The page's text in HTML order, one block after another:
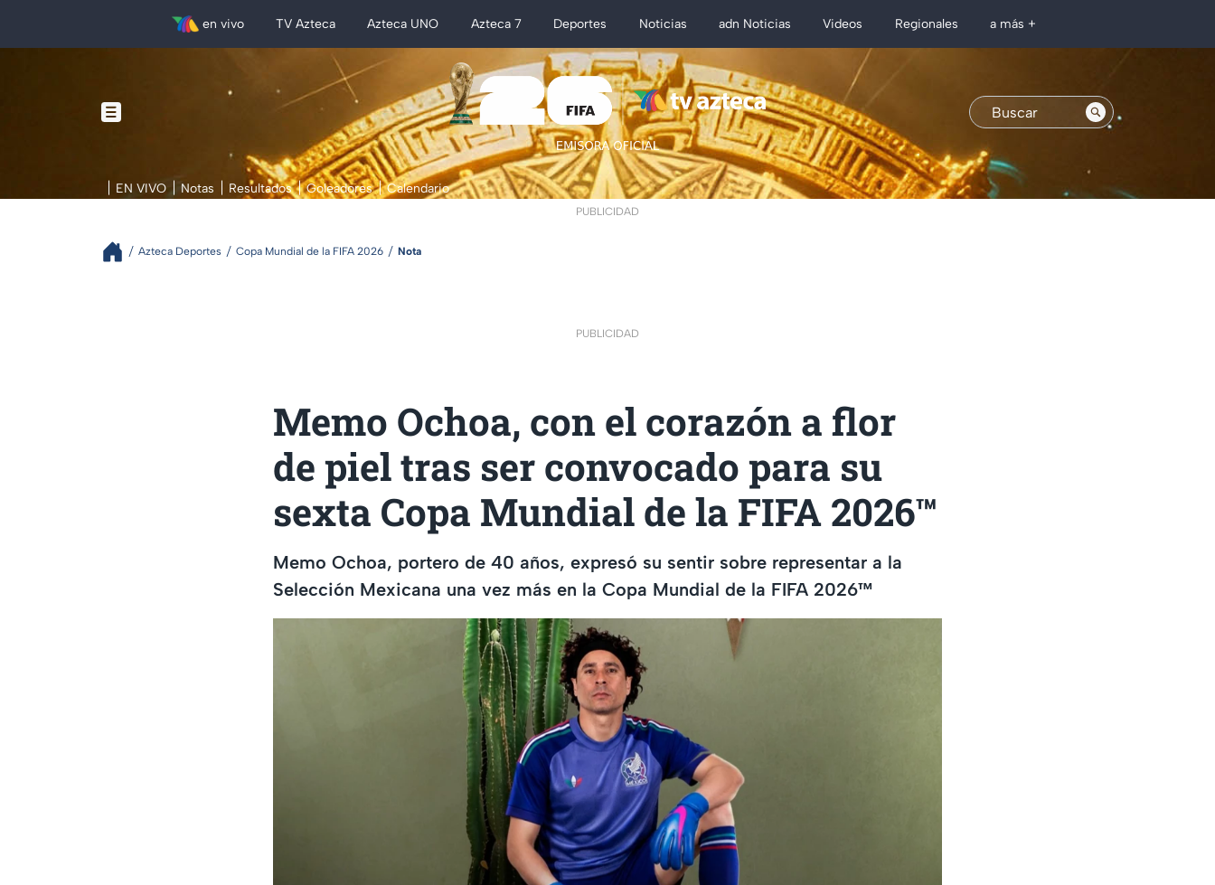
en vivo TV Azteca Azteca UNO Azteca 7 Deportes Noticias adn Noticias Videos Regionales a más +
EN VIVO Notas Resultados Goleadores Calendario
PUBLICIDAD
Azteca Deportes Copa Mundial de la FIFA 2026 Nota
PUBLICIDAD
Memo Ochoa, con el corazón a flor
de piel tras ser convocado para su
sexta Copa Mundial de la FIFA 2026™
Memo Ochoa, portero de 40 años, expresó su sentir sobre representar a la
Selección Mexicana una vez más en la Copa Mundial de la FIFA 2026™